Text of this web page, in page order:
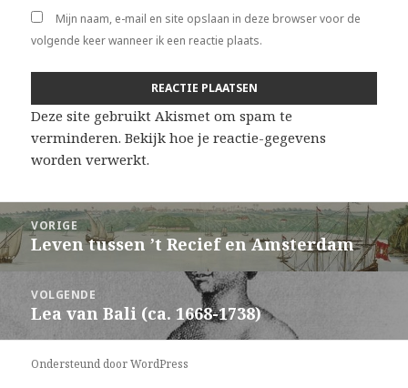
Mijn naam, e-mail en site opslaan in deze browser voor de
volgende keer wanneer ik een reactie plaats.
Deze site gebruikt Akismet om spam te
verminderen.Bekijk hoe je reactie-gegevens
worden verwerkt.
Bericht
navigatie
VORIGE
Vorig
Leven tussen ’t Recief en Amsterdam
VOLGENDE
Volgend
bericht:
Lea van Bali (ca. 1668-1738)
Ondersteund door WordPress